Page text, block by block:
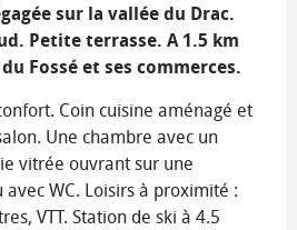
sur la vallée du Drac.
Petite terrasse. A 1.5 km
Fossé et ses commerces.
Coin cuisine aménagé et
Une chambre avec un
vitrée ouvrant sur une
WC. Loisirs à proximité :
VTT. Station de ski à 4.5